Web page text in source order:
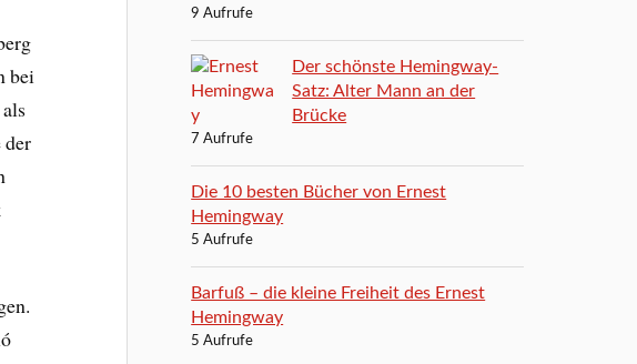
bei
der
9 Aufrufe
Der schönste Hemingway-
Satz: Alter Mann an der
Brücke
7 Aufrufe
Die 10 besten Bücher von Ernest
Hemingway
5 Aufrufe
Barfuß – die kleine Freiheit des Ernest
Hemingway
5 Aufrufe